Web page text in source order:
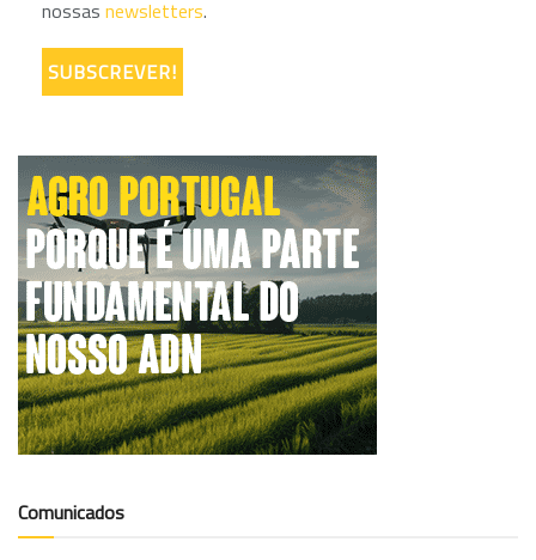
nossas newsletters.
Comunicados